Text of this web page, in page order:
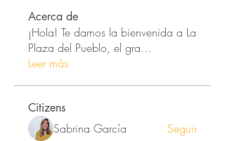
Acerca de
¡Hola! Te damos la bienvenida a La
Plaza del Pueblo, el gra...
Leer más
Citizens
Sabrina García
Seguir